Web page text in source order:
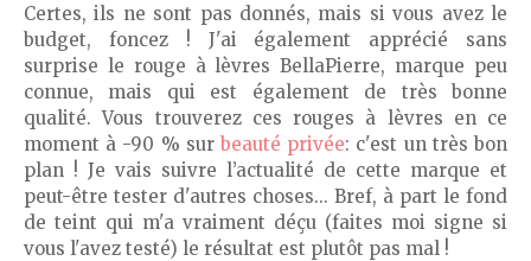
Certes, ils ne sont pas donnés, mais si vous avez le
budget, foncez ! J'ai également apprécié sans
surprise le rouge à lèvres BellaPierre, marque peu
connue, mais qui est également de très bonne
qualité. Vous trouverez ces rouges à lèvres en ce
moment à -90 % sur beauté privée: c'est un très bon
plan ! Je vais suivre l’actualité de cette marque et
peut-être tester d'autres choses... Bref, à part le fond
de teint qui m'a vraiment déçu (faites moi signe si
vous l'avez testé) le résultat est plutôt pas mal !